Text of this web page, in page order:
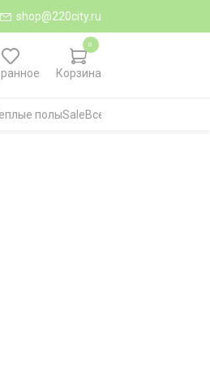
shop@220city.ru
Корзина
0
полыSaleВсе категории